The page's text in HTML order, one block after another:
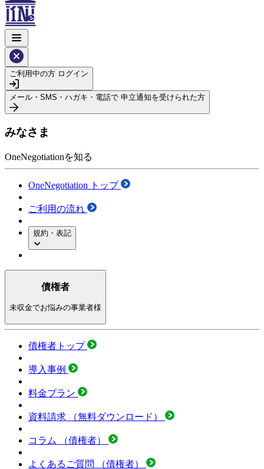
ご利用中の方 ログイン
メール・SMS・ハガキ・電話で 申立通知を受けられた方
みなさま
OneNegotiationを知る
OneNegotiation トップ
ご利用の流れ
規約・表記
債権者
未収金でお悩みの事業者様
債権者トップ
導入事例
料金プラン
資料請求 （無料ダウンロード）
コラム （債権者）
よくあるご質問 （債権者）